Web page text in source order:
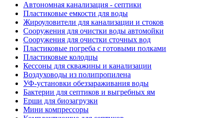
Автономная канализация - септики
Пластиковые емкости для воды
Жироуловители для канализации и стоков
Сооружения для очистки воды автомойки
Сооружения для очистки сточных вод
Пластиковые погреба с готовыми полками
Пластиковые колодцы
Кессоны для скважины и канализации
Воздуховоды из полипропилена
УФ-установки обеззараживания воды
Бактерии для септиков и выгребных ям
Ерши для биозагрузки
Мини компрессоры